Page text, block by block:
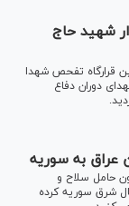
شهید حاج
قرارگاه تفحص شهدا
دوران دفاع
عراق به سوریه
حامل سلاح و
شرق سوریه کرده